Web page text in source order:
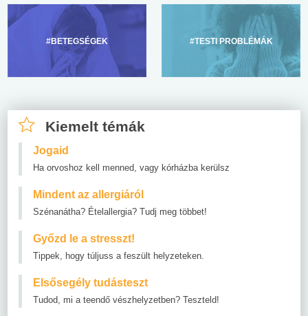
#BETEGSÉGEK #TESTI PROBLÉMÁK
Kiemelt témák
Jogaid
Ha orvoshoz kell menned, vagy kórházba kerülsz
Mindent az allergiáról
Szénanátha? Ételallergia? Tudj meg többet!
Győzd le a stresszt!
Tippek, hogy túljuss a feszült helyzeteken.
Elsősegély tudásteszt
Tudod, mi a teendő vészhelyzetben? Teszteld!